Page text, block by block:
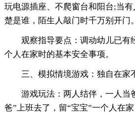
玩电源插座、不爬窗台和阳台;当
楚是谁，陌生人敲门时千万别开门。
观察指导要点：调动幼儿已有
个人在家时的基本安全事项。
三、模拟情境游戏：独自在家
游戏玩法：两人结伴，一人当
爸”上班去了，留“宝宝”一个人在